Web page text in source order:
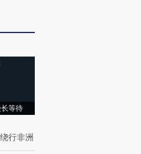
等待
行非洲